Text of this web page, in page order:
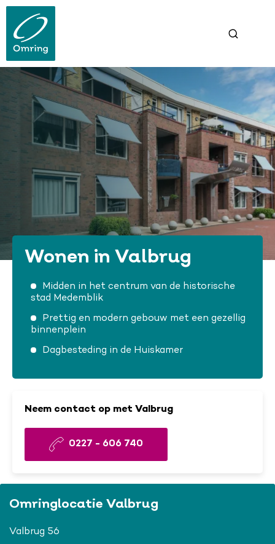
naar
gaan
Wonen in Valbrug
Midden in het centrum van de historische
stad Medemblik
Prettig en modern gebouw met een gezellig
binnenplein
Dagbesteding in de Huiskamer
Neem contact op met Valbrug
0227 - 606 740
Omringlocatie Valbrug
Valbrug 56